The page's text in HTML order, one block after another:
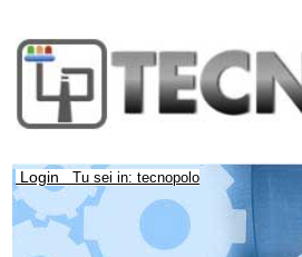
Login Tu sei in: tecnopolo